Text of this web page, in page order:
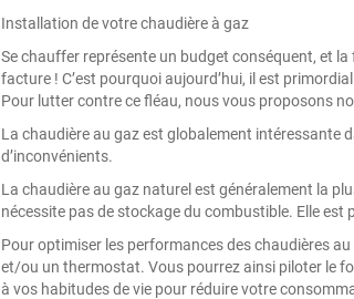
Installation de votre chaudière à gaz
Se chauffer représente un budget conséquent, et
facture ! C’est pourquoi aujourd’hui, il est
Pour lutter contre ce fléau, nous vous proposons
La chaudière au gaz est globalement intéressante
d’inconvénients.
La chaudière au gaz naturel est généralement la
nécessite pas de stockage du combustible. Elle est
Pour optimiser les performances des chaudières
et/ou un thermostat. Vous pourrez ainsi piloter le
à vos habitudes de vie pour réduire votre